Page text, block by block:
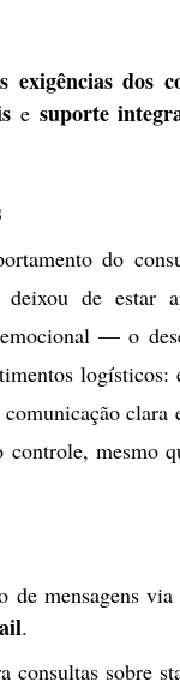
exigências dos
e suporte
deixou de estar
— o
logísticos:
clara
mesmo
de mensagens via
.
consultas sobre